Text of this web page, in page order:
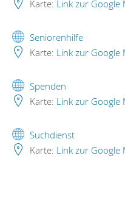
Karte: Link zur Google
Seniorenhilfe
Karte: Link zur Google
Spenden
Karte: Link zur Google
Suchdienst
Karte: Link zur Google